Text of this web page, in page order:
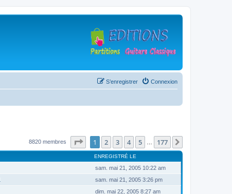
Connexion
S’enregistrer
8820 membres Page sur177
1 2 3 4 5 177
ENREGISTRÉ LE
sam. mai 21, 2005 10:22 am
sam. mai 21, 2005 3:26 pm
dim. mai 22, 2005 8:27 am